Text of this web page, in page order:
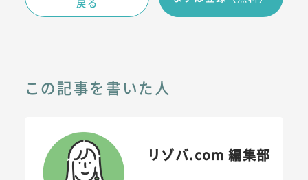
この記事を書いた人
リゾバ.com 編集部